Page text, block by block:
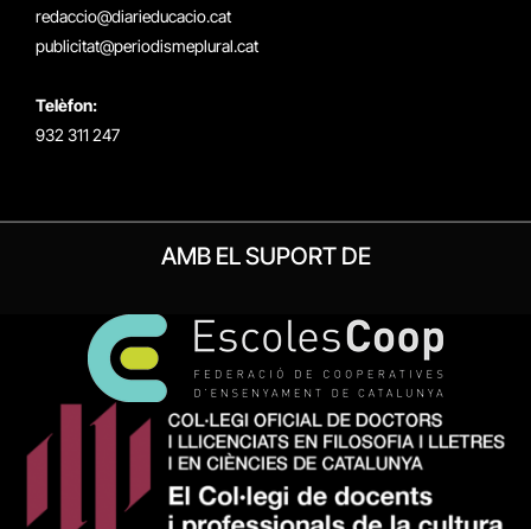
redaccio@diarieducacio.cat
publicitat@periodismeplural.cat
Telèfon:
932 311 247
AMB EL SUPORT DE